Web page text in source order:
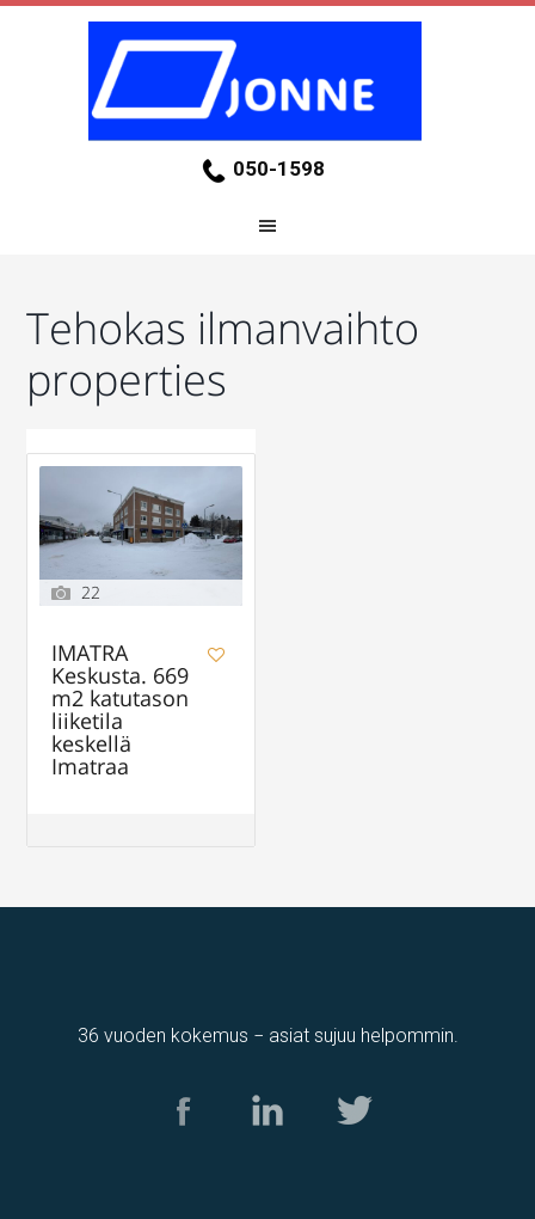
050-1598
Tehokas ilmanvaihto
properties
22
IMATRA
Keskusta. 669
m2 katutason
liiketila
keskellä
Imatraa
36 vuoden kokemus − asiat sujuu helpommin.